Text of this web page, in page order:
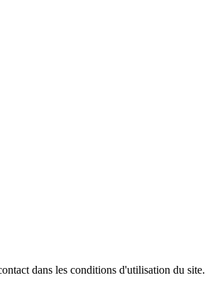
dans les conditions d'utilisation du site.